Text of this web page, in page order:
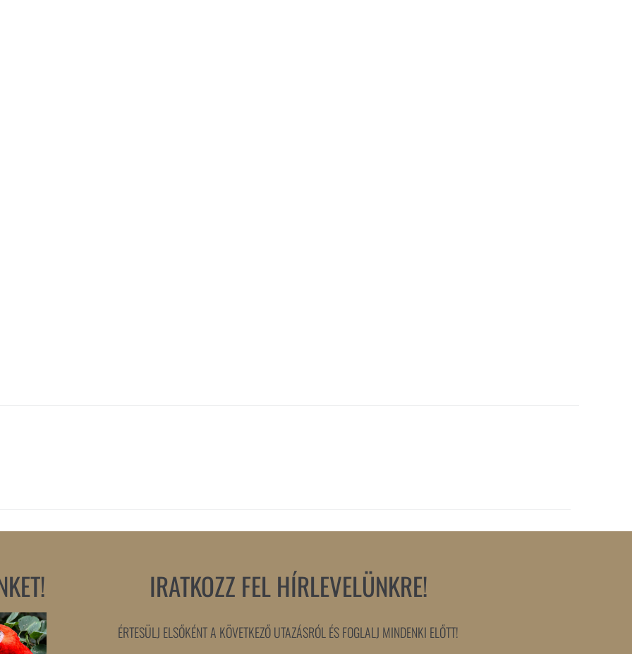
IRATKOZZ FEL HÍRLEVELÜNKRE!
ÉRTESÜLJ ELSŐKÉNT A KÖVETKEZŐ UTAZÁSRÓL ÉS FOGLALJ MINDENKI ELŐTT!